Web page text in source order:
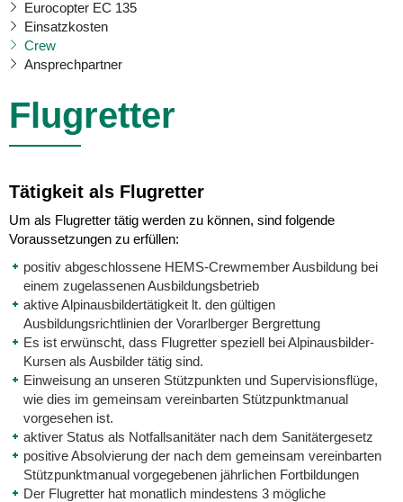
Eurocopter EC 135
Einsatzkosten
Crew
Ansprechpartner
Flugretter
Tätigkeit als Flugretter
Um als Flugretter tätig werden zu können, sind folgende
Voraussetzungen zu erfüllen:
positiv abgeschlossene HEMS-Crewmember Ausbildung bei
einem zugelassenen Ausbildungsbetrieb
aktive Alpinausbildertätigkeit lt. den gültigen
Ausbildungsrichtlinien der Vorarlberger Bergrettung
Es ist erwünscht, dass Flugretter speziell bei Alpinausbilder-
Kursen als Ausbilder tätig sind.
Einweisung an unseren Stützpunkten und Supervisionsflüge,
wie dies im gemeinsam vereinbarten Stützpunktmanual
vorgesehen ist.
aktiver Status als Notfallsanitäter nach dem Sanitätergesetz
positive Absolvierung der nach dem gemeinsam vereinbarten
Stützpunktmanual vorgegebenen jährlichen Fortbildungen
Der Flugretter hat monatlich mindestens 3 mögliche